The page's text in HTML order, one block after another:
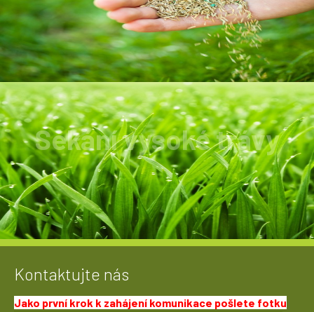
Zakládání trávníku provádíme v ceně od 18Kč
do 22Kč /m2.
Sekání vysoké trávy
Trává, nálety s výškou 2metry není problém.
Kontaktujte nás
Jako první krok k zahájení komunikace pošlete fotku